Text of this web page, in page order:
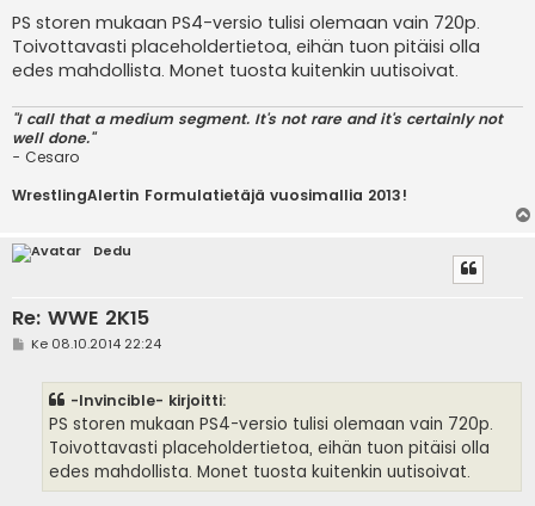
e
s
t
i
PS storen mukaan PS4-versio tulisi olemaan vain 720p.
Toivottavasti placeholdertietoa, eihän tuon pitäisi olla
edes mahdollista. Monet tuosta kuitenkin uutisoivat.
"I call that a medium segment. It's not rare and it's certainly not
well done."
- Cesaro
WrestlingAlertin Formulatietäjä vuosimallia 2013!
Dedu
Re: WWE 2K15
VKe 08.10.2014 22:24
-Invincible- kirjoitti:
PS storen mukaan PS4-versio tulisi olemaan vain 720p.
Toivottavasti placeholdertietoa, eihän tuon pitäisi olla
edes mahdollista. Monet tuosta kuitenkin uutisoivat.